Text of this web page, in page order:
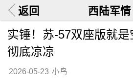
返回 西陆军情
实锤！苏-57双座版就
彻底凉凉
2026-05-23 小鸟